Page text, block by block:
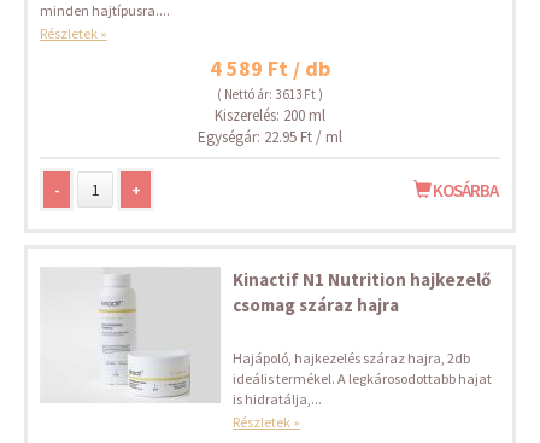
minden hajtípusra....
Részletek »
4 589 Ft / db
( Nettó ár: 3 613 Ft )
Kiszerelés: 200 ml
Egységár: 22.95 Ft / ml
- + KOSÁRBA
Kinactif N1 Nutrition hajkezelő
csomag száraz hajra
Hajápoló, hajkezelés száraz hajra, 2db
ideális termékel. A legkárosodottabb hajat
is hidratálja,...
Részletek »